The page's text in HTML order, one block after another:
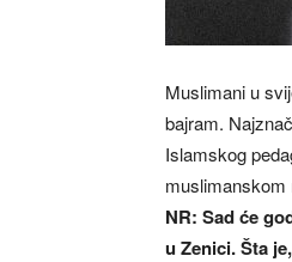
Muslimani u
bajram.
Islamskog
muslimanskom
NR: Sad će
u Zenici. Šta